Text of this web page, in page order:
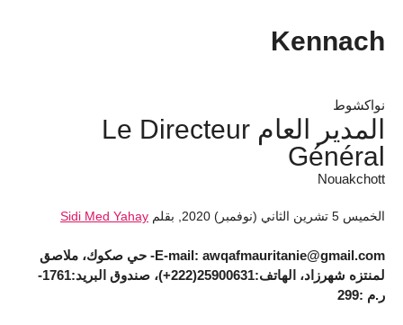
Kennach
نواكشوط
المدير العام Le Directeur
Général
Nouakchott
الخميس 5 تشرين الثاني (نوفمبر) 2020 بقلم Sidi Med Yahay
E-mail: awqafmauritanie@gmail.com- حي صكوك، ملاصق
لمنتزه شهرزاد، الهاتف:25900631(222+)، صندوق البريد:1761-
ر.م :299